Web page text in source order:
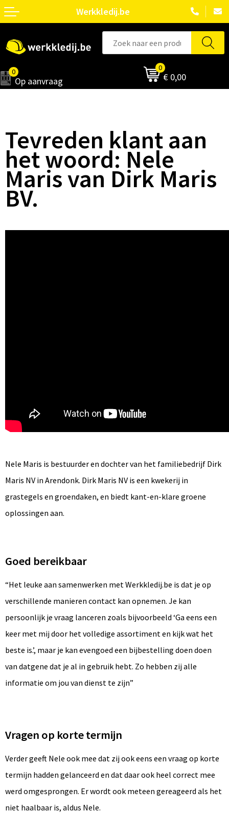
Werkkledij.be
0
Op aanvraag
0
€ 0,00
Tevreden klant aan
het woord: Nele
Maris van Dirk Maris
BV.
Nele Maris is bestuurder en dochter van het familiebedrijf Dirk
Maris NV in Arendonk. Dirk Maris NV is een kwekerij in
grastegels en groendaken, en biedt kant-en-klare groene
oplossingen aan.
Goed bereikbaar
“Het leuke aan samenwerken met Werkkledij.be is dat je op
verschillende manieren contact kan opnemen. Je kan
persoonlijk je vraag lanceren zoals bijvoorbeeld ‘Ga eens een
keer met mij door het volledige assortiment en kijk wat het
beste is.’, maar je kan evengoed een bijbestelling doen doen
van datgene dat je al in gebruik hebt. Zo hebben zij alle
informatie om jou van dienst te zijn”
Vragen op korte termijn
Verder geeft Nele ook mee dat zij ook eens een vraag op korte
termijn hadden gelanceerd en dat daar ook heel correct mee
werd omgesprongen. Er wordt ook meteen gereageerd als het
niet haalbaar is, aldus Nele.